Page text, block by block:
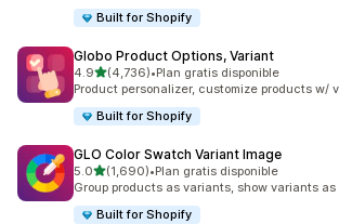
Built for Shopify
Globo Product Options, Variant
4.9de 5 estrellas
(4,736)
4736 reseñas en total
•Plan gratis disponible
Product personalizer, customize products w/
Built for Shopify
GLO Color Swatch Variant Image
5.0de 5 estrellas
(1,690)
1690 reseñas en total
•Plan gratis disponible
Group products as variants, show variants
Built for Shopify